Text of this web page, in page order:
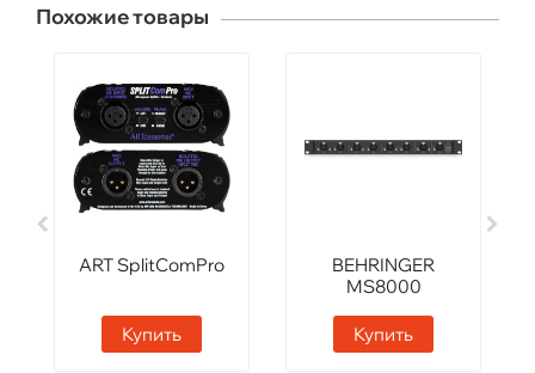
Похожие товары
ART SplitComPro
Купить
BEHRINGER
MS8000
Купить